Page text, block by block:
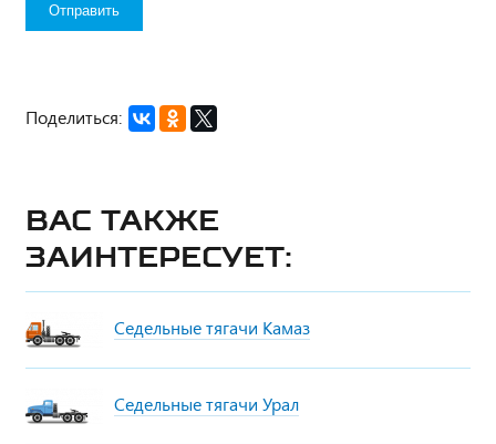
Поделиться:
Вас также
заинтересует:
Седельные тягачи Камаз
Седельные тягачи Урал